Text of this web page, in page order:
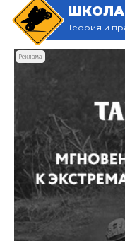
Теория и
Реклама